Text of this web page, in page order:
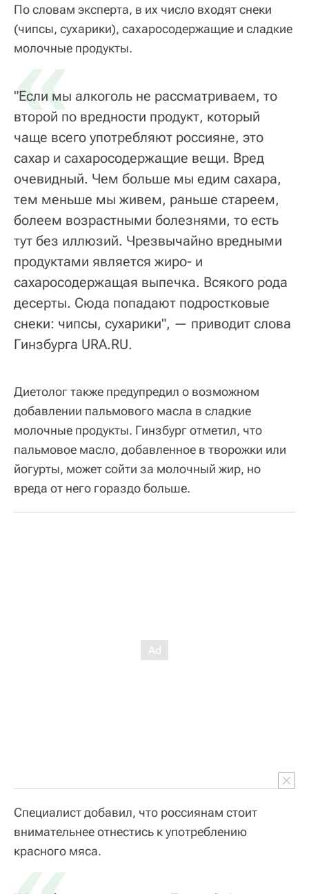
По словам эксперта, в их число входят снеки
(чипсы, сухарики), сахаросодержащие и сладкие
молочные продукты.
«
"Если мы алкоголь не рассматриваем, то
второй по вредности продукт, который
чаще всего употребляют россияне, это
сахар и сахаросодержащие вещи. Вред
очевидный. Чем больше мы едим сахара,
тем меньше мы живем, раньше стареем,
болеем возрастными болезнями, то есть
тут без иллюзий. Чрезвычайно вредными
продуктами является жиро- и
сахаросодержащая выпечка. Всякого рода
десерты. Сюда попадают подростковые
снеки: чипсы, сухарики", — приводит слова
Гинзбурга URA.RU.
Диетолог также предупредил о возможном
добавлении пальмового масла в сладкие
молочные продукты. Гинзбург отметил, что
пальмовое масло, добавленное в творожки или
йогурты, может сойти за молочный жир, но
вреда от него гораздо больше.
Специалист добавил, что россиянам стоит
внимательнее отнестись к употреблению
красного мяса.